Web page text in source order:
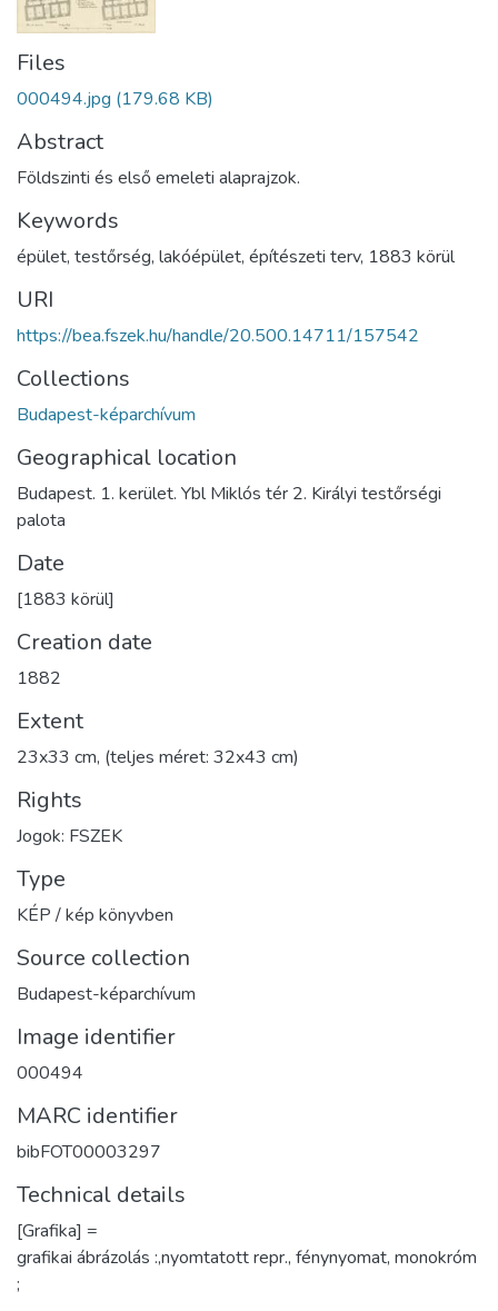
Files
000494.jpg (179.68 KB)
Abstract
Földszinti és első emeleti alaprajzok.
Keywords
épület, testőrség, lakóépület, építészeti terv, 1883 körül
URI
https://bea.fszek.hu/handle/20.500.14711/157542
Collections
Budapest-képarchívum
Geographical location
Budapest. 1. kerület. Ybl Miklós tér 2. Királyi testőrségi
palota
Date
[1883 körül]
Creation date
1882
Extent
23x33 cm, (teljes méret: 32x43 cm)
Rights
Jogok: FSZEK
Type
KÉP / kép könyvben
Source collection
Budapest-képarchívum
Image identifier
000494
MARC identifier
bibFOT00003297
Technical details
[Grafika] =
grafikai ábrázolás :,nyomtatott repr., fénynyomat, monokróm
;